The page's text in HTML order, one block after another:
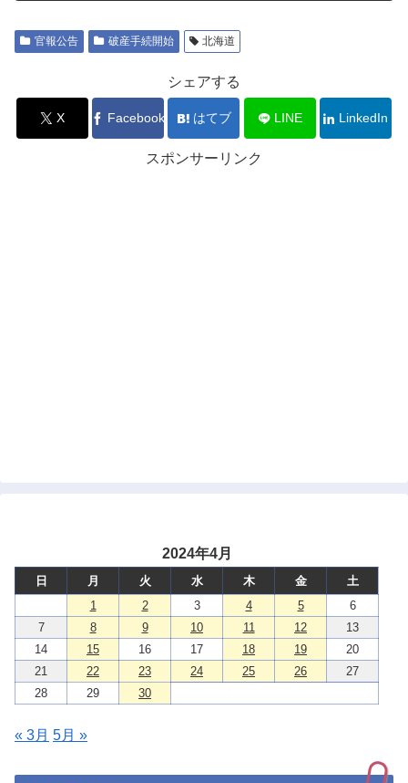
官報公告 破産手続開始 北海道
シェアする
X Facebook はてブ LINE LinkedIn
スポンサーリンク
2024年4月
日 月 火 水 木 金
土
1
2 3 4 5
6
7
8 9 10 11 12
13
14
15 16 17 18 19
20
21
22 23 24 25 26
27
28
29 30
« 3月 5月 »